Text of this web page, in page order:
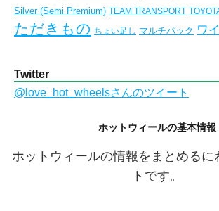
Silver (Semi Premium) TEAM TRANSPORT
ただきもの ちょい足し マルチパック ワ
Twitter
@love_hot_wheelsさんのツイート
ホットウィールの基本情報
ホットウィールの情報をまとめるに
トです。